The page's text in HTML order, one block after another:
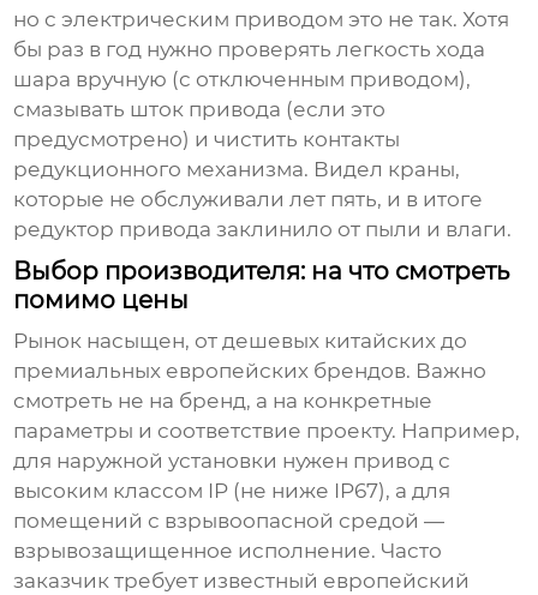
но с электрическим приводом это не так. Хотя
бы раз в год нужно проверять легкость хода
шара вручную (с отключенным приводом),
смазывать шток привода (если это
предусмотрено) и чистить контакты
редукционного механизма. Видел краны,
которые не обслуживали лет пять, и в итоге
редуктор привода заклинило от пыли и влаги.
Выбор производителя: на что смотреть
помимо цены
Рынок насыщен, от дешевых китайских до
премиальных европейских брендов. Важно
смотреть не на бренд, а на конкретные
параметры и соответствие проекту. Например,
для наружной установки нужен привод с
высоким классом IP (не ниже IP67), а для
помещений с взрывоопасной средой —
взрывозащищенное исполнение. Часто
заказчик требует известный европейский